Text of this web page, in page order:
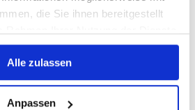
die Sie ihnen bereitgestellt
Alle zulassen
Anpassen